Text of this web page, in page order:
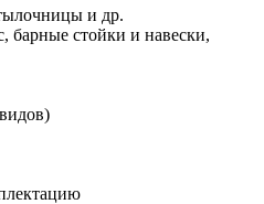
и др.
барные стойки и навески,